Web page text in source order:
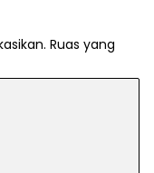
Ruas yang